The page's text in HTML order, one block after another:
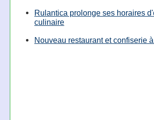
Rulantica prolonge ses horaires
culinaire
Nouveau restaurant et confiserie